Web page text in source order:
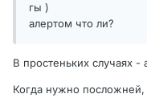
гы )
алертом что ли?
В простеньких случаях -
Когда нужно